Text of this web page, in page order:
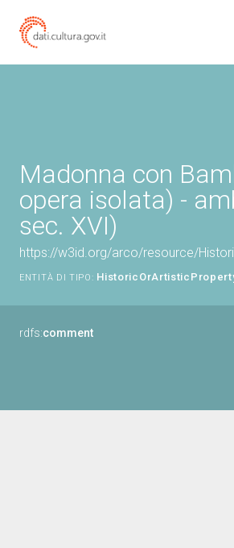
Madonna con
opera isolata) -
sec. XVI)
https://w3id.org/arco/resource/
ENTITÀ DI TIPO:
rdfs:comment